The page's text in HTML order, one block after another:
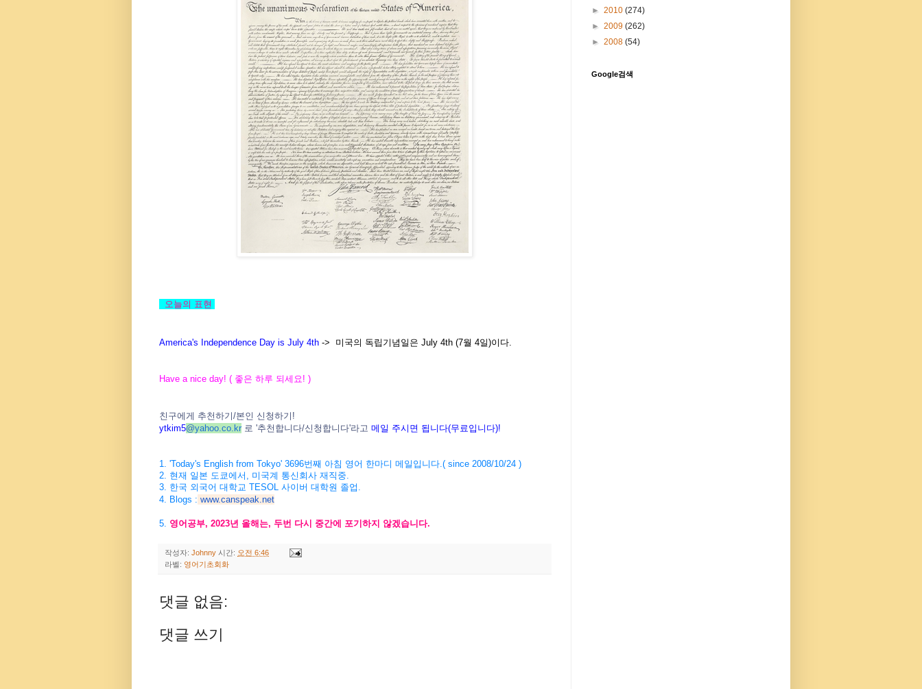
오늘의 표현
America's Independence Day is July 4th -> 미국의 독립기념일은 July 4th (7월 4일)이다.
Have a nice day! ( 좋은 하루 되세요 ! )
친구에게 추천하기/본인 신청하기 !
ytkim5@yahoo.co.kr 로 '추천합니다/신청 합니다'라고 메일 주시면 됩니다(무료입니다)!
1. 'Today's English from Tokyo' 3696번째 아침 영어 한마디 메일입니다 .( since 2008/10/24 )
2. 현재 일본 도쿄에서 미국계 통신회사 재직중
3. 한국 외국어 대학교 TESOL 사이버 대학원 졸업
4. Blogs : www.canspeak.net
5. 영어공부, 2023년 올해는, 두번 다시 중간에 포기하지 않겠습니 다.
작성자: Johnny 시간: 오전 6:46
라벨: 영어기초회화
댓글 없음:
댓글 쓰기
► 2010 (274)
► 2009 (262)
► 2008 (54)
Google검색